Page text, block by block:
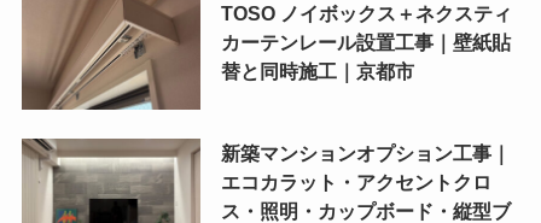
TOSO ノイボックス＋ネクスティ
カーテンレール設置工事｜壁紙貼
替と同時施工｜京都市
新築マンションオプション工事｜
エコカラット・アクセントクロ
ス・照明・カップボード・縦型ブ